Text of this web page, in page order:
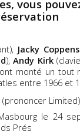
vous
Jacky Coppens
),Andy Kirk
monté un tout
entre 1966 et
(prononcer Limited)
le 24
Prés